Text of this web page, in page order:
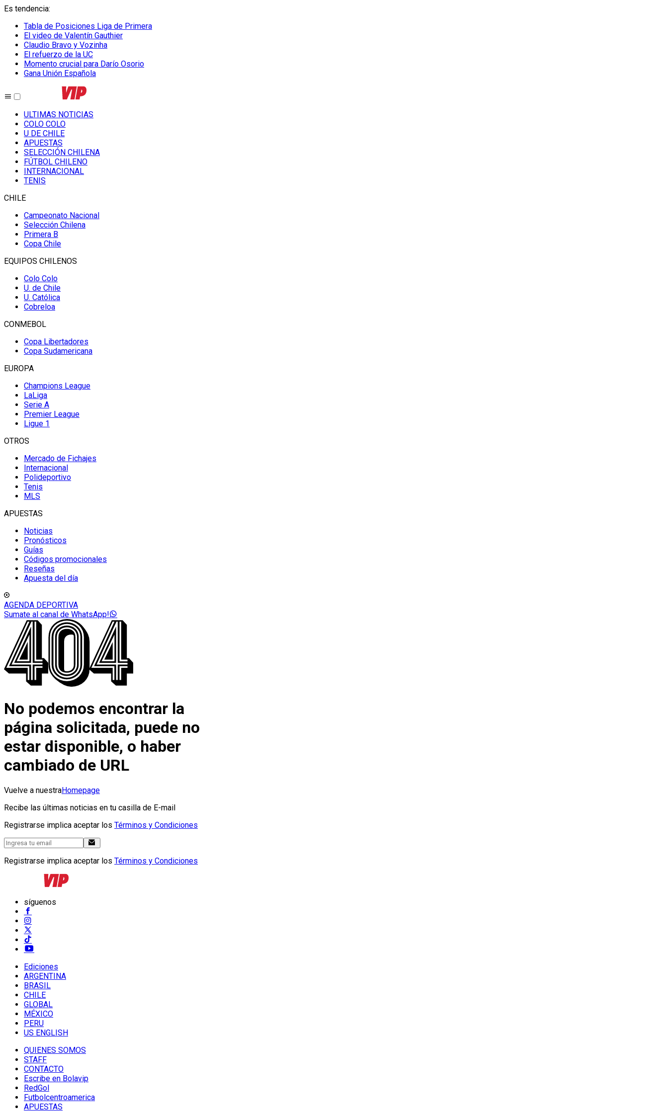
Es tendencia:
Tabla de Posiciones Liga de Primera
El video de Valentín Gauthier
Claudio Bravo y Vozinha
El refuerzo de la UC
Momento crucial para Darío Osorio
Gana Unión Española
ULTIMAS NOTICIAS
COLO COLO
U DE CHILE
APUESTAS
SELECCIÓN CHILENA
FÚTBOL CHILENO
INTERNACIONAL
TENIS
CHILE
Campeonato Nacional
Selección Chilena
Primera B
Copa Chile
EQUIPOS CHILENOS
Colo Colo
U. de Chile
U. Católica
Cobreloa
CONMEBOL
Copa Libertadores
Copa Sudamericana
EUROPA
Champions League
LaLiga
Serie A
Premier League
Ligue 1
OTROS
Mercado de Fichajes
Internacional
Polideportivo
Tenis
MLS
APUESTAS
Noticias
Pronósticos
Guías
Códigos promocionales
Reseñas
Apuesta del día
AGENDA DEPORTIVA
Sumate al canal de WhatsApp!
No podemos encontrar la
página solicitada, puede no
estar disponible, o haber
cambiado de URL
Vuelve a nuestraHomepage
Recibe las últimas noticias en tu casilla de E-mail
Registrarse implica aceptar los Términos y Condiciones
Registrarse implica aceptar los Términos y Condiciones
síguenos
Ediciones
ARGENTINA
BRASIL
CHILE
GLOBAL
MÉXICO
PERU
US ENGLISH
QUIENES SOMOS
STAFF
CONTACTO
Escribe en Bolavip
RedGol
Futbolcentroamerica
APUESTAS